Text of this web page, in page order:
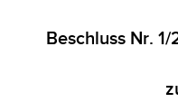
Beschluss Nr.